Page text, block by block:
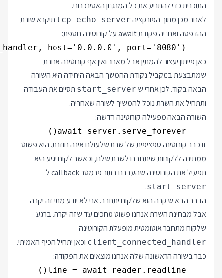
התוכנית כדי להתניע את כל המנגנון האסינכרוני.
לאחר מכן מתוך הפונקציה tcp_echo_server תיקרא שורת
ההדפסה ואחריה פקודת await על קורוטינה נוספת:
כאן פייתון יעצור להמתין אבל מאחר ואין אף קורוטינה אחרת
שמתבצעת במקביל נקודת ההמשך הבאה היחידה היא השורה
הבאה בקוד. לכן אחרי ש start_server תסיים את העבודה
ותתחיל את השרת נוכל להמשיך לשורה שאחריה.
השורה הבאה מפעילה קורוטינה חדשה:
זו כבר קורוטינה ספציפית של שרת שלעולם אינה חוזרת. היא פשוט
ממתינה ללקוחות שיתחברו לשרת שלנו, וכאשר לקוח יגיע היא
תפעיל את הקורוטינה שהעברנו בתור פרמטר callback ל
start_server
.
הדבר הבא שיקרה הוא שלקוח יתחבר. אני לא יודע מתי זה יקרה
אבל מבחינת השרת אנחנו פשוט מחכים עד שזה יקרה. ברגע
שלקוח מתחבר אוטומטית מופעלת הקורוטינה
client_connected_handler וכאן יתחיל הכיף האמיתי.
כבר בשורה הראשונה שלה אנחנו מוצאים את הפקודה: